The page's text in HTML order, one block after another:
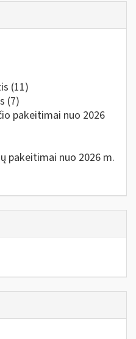
(11)
(7)
pakeitimai nuo 2026
pakeitimai nuo 2026 m.